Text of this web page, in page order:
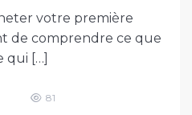
votre première
de comprendre ce que
qui […]
81